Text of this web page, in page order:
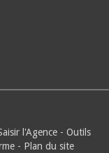
l'Agence - Outils
- Plan du site